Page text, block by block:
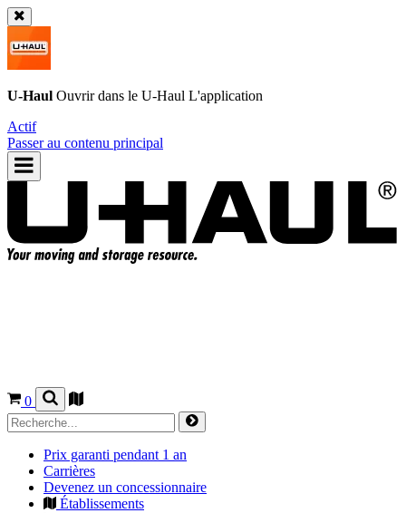
U-Haul Ouvrir dans le U-Haul L'application
Actif
Passer au contenu principal
0
Prix garanti pendant 1 an
Carrières
Devenez un concessionnaire
Établissements